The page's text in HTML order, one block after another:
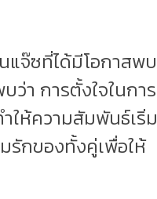
แจ๊ซที่ได้มีโอกาสพบ
า การตั้งใจในการ
ให้ความสัมพันธ์เริ่ม
รักของทั้งคู่เพื่อให้